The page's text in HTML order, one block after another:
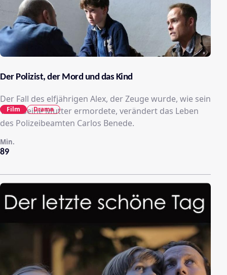
Der Polizist, der Mord und das Kind
Der Fall des elfjährigen Alex, der Zeuge wurde, wie sein
Vater seine Mutter ermordete, verändert das Leben
des Polizeibeamten Carlos Benede.
89
Min.
Film Drama